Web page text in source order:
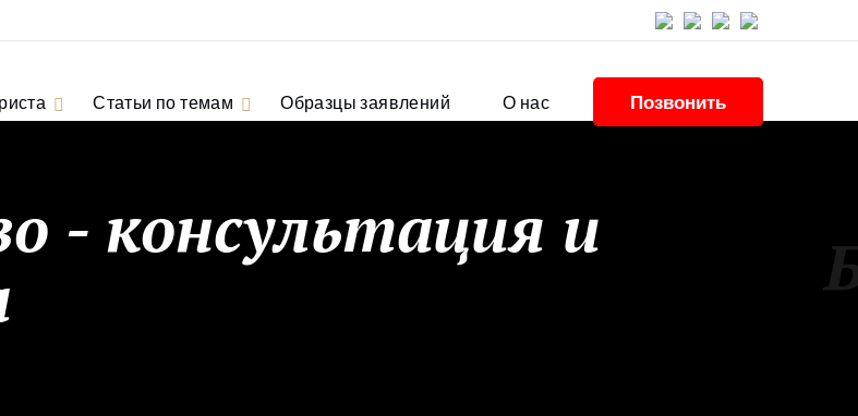
Позвонить
Статьи по темам Образцы заявлений О нас
- консультация и